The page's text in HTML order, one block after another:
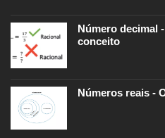
Número decimal
conceito
Números reais -